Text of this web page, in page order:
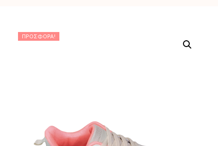
ΠΡΟΣΦΟΡΆ!